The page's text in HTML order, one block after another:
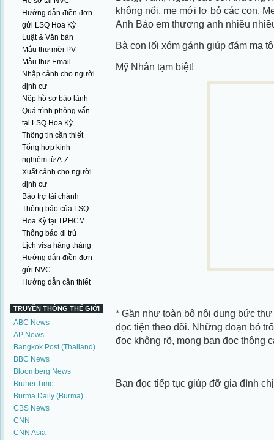
Hướng dẫn điền đơn
gửi LSQ Hoa Kỳ
Luật & Văn bản
Mẫu thư mời PV
Mẫu thư-Email
Nhập cảnh cho người
định cư
Nộp hồ sơ bảo lãnh
Quá trình phỏng vấn
tại LSQ Hoa Kỳ
Thông tin cần thiết
Tổng hợp kinh
nghiệm từ A-Z
Xuất cảnh cho người
định cư
Bảo trợ tài chánh
Thông báo của LSQ
Hoa Kỳ tại TP.HCM
Thông báo di trú
Lịch visa hàng tháng
Hướng dẫn điền đơn
gửi NVC
Hướng dẫn cần thiết
TRUYỀN THÔNG THẾ GIỚI
ABC News
AP News
Bangkok Post (Thailand)
BBC News
Bloomberg News
Brunei Time
Burma Daily (Burma)
CBS News
CNN
CNN Asia
không nổi, mẹ mới lơ bỏ các con.
Anh Bảo em thương anh nhiều
Bà con lối xóm gánh giúp đám ma
Mỹ Nhân tạm biệt!
* Gần như toàn bộ nội dung bức
đọc tiện theo dõi. Những đoạn bỏ
đọc không rõ, mong bạn đọc thông
Bạn đọc tiếp tục giúp đỡ gia đình